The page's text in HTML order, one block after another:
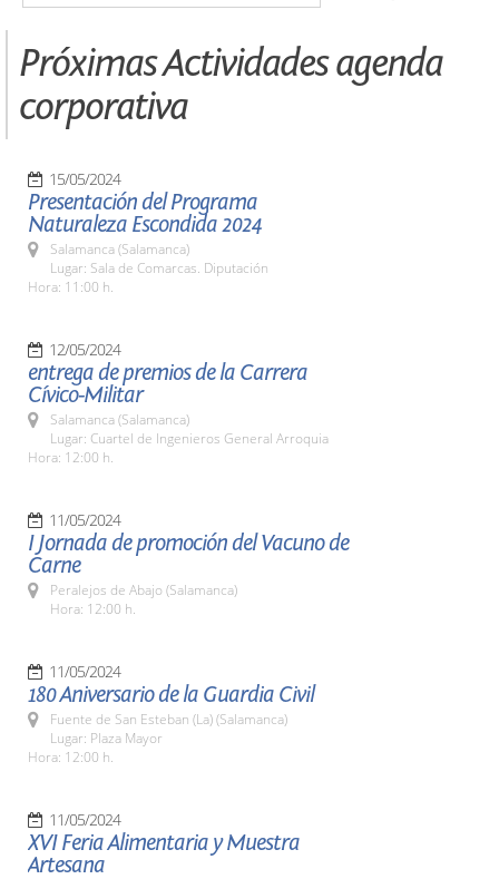
Próximas Actividades agenda
corporativa
15/05/2024
Presentación del Programa
Naturaleza Escondida 2024
Salamanca (Salamanca)
Lugar: Sala de Comarcas. Diputación
Hora: 11:00 h.
12/05/2024
entrega de premios de la Carrera
Cívico-Militar
Salamanca (Salamanca)
Lugar: Cuartel de Ingenieros General Arroquia
Hora: 12:00 h.
11/05/2024
I Jornada de promoción del Vacuno de
Carne
Peralejos de Abajo (Salamanca)
Hora: 12:00 h.
11/05/2024
180 Aniversario de la Guardia Civil
Fuente de San Esteban (La) (Salamanca)
Lugar: Plaza Mayor
Hora: 12:00 h.
11/05/2024
XVI Feria Alimentaria y Muestra
Artesana